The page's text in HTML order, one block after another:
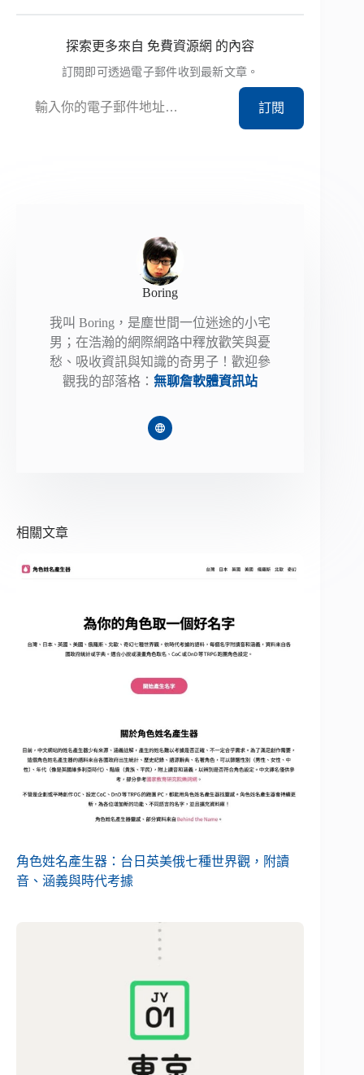
探索更多來自 免費資源網 的內容
訂閱即可透過電子郵件收到最新文章。
訂閱
Boring
我叫 Boring，是塵世間一位迷途的小宅
男；在浩瀚的網際網路中釋放歡笑與憂
愁、吸收資訊與知識的奇男子！歡迎參
觀我的部落格：無聊詹軟體資訊站
相關文章
角色姓名產生器：台日英美俄七種世界觀，附讀
音、涵義與時代考據